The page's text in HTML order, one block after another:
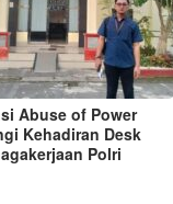
Abuse of Power
Kehadiran Desk
Polri